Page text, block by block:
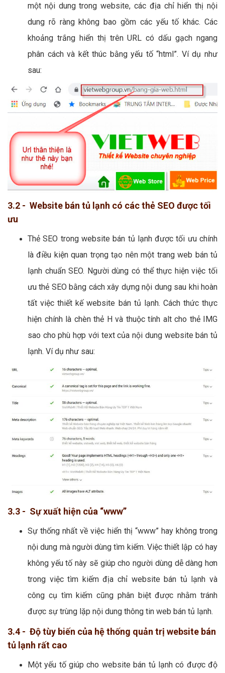
một nội dung trong website, các địa chỉ hiển thị nội
dung rõ ràng không bao gồm các yếu tố khác. Các
khoảng trắng hiển thị trên URL có dấu gạch ngang
phân cách và kết thúc bằng yếu tố “html”. Ví dụ như
sau:
3.2 - Website bán tủ lạnh có các thẻ SEO được tối
ưu
Thẻ SEO trong website bán tủ lạnh được tối ưu chính
là điều kiện quan trọng tạo nên một trang web bán tủ
lạnh chuẩn SEO. Người dùng có thể thực hiện việc tối
ưu thẻ SEO bằng cách xây dựng nội dung sau khi hoàn
tất việc thiết kế website bán tủ lạnh. Cách thức thực
hiện chính là chèn thẻ H và thuộc tính alt cho thẻ IMG
sao cho phù hợp với text của nội dung website bán tủ
lạnh. Ví dụ như sau:
3.3 - Sự xuất hiện của “www”
Sự thống nhất về việc hiển thị “www” hay không trong
nội dung mà người dùng tìm kiếm. Việc thiết lập có hay
không yếu tố này sẽ giúp cho người dùng dễ dàng hơn
trong việc tìm kiếm địa chỉ website bán tủ lạnh và
công cụ tìm kiếm cũng phân biệt được nhằm tránh
được sự trùng lặp nội dung thông tin web bán tủ lạnh.
3.4 - Độ tùy biến của hệ thống quản trị website bán
tủ lạnh rất cao
Một yếu tố giúp cho website bán tủ lạnh có được độ